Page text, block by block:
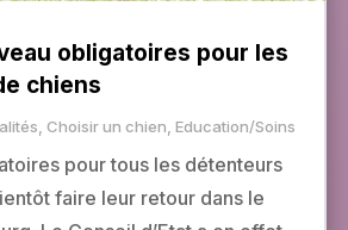
obligatoires pour les
chiens
Choisir un chien Education/Soins
pour tous les détenteurs
faire leur retour dans le